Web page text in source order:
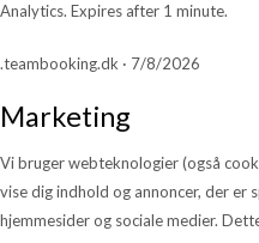
Analytics. Expires after 1 minute.
.teambooking.dk · 7/8/2026
Marketing
Vi bruger webteknologier (også
vise dig indhold og annoncer, der
hjemmesider og sociale medier.